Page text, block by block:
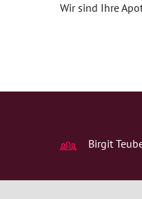
Wir sind Ihre
Birgit